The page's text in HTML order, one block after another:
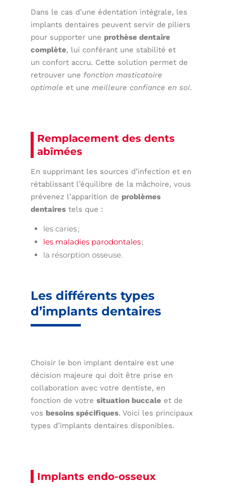
Dans le cas d’une édentation intégrale, les
implants dentaires peuvent servir de piliers
pour supporter une prothèse dentaire
complète, lui conférant une stabilité et
un confort accru. Cette solution permet de
retrouver une fonction masticatoire
optimale et unemeilleure confiance en soi.
Remplacement des dents
abîmées
En supprimant les sources d’infection et en
rétablissant l’équilibre de la mâchoire, vous
prévenez l’apparition de problèmes
dentaires tels que :
les caries ;
les maladies parodontales;
la résorption osseuse.
Les différents types
d’implants dentaires
Choisir le bon implant dentaire est une
décision majeure qui doit être prise en
collaboration avec votre dentiste, en
fonction de votresituation buccale et de
vos besoins spécifiques. Voici les principaux
types d’implants dentaires disponibles.
Implants endo-osseux